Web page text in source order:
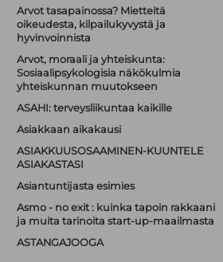
Arvot tasapainossa? Mietteitä
oikeudesta, kilpailukyvystä ja
hyvinvoinnista
Arvot, moraali ja yhteiskunta:
Sosiaalipsykologisia näkökulmia
yhteiskunnan muutokseen
ASAHI: terveysliikuntaa kaikille
Asiakkaan aikakausi
ASIAKKUUSOSAAMINEN-KUUNTELE
ASIAKASTASI
Asiantuntijasta esimies
Asmo - no exit : kuinka tapoin rakkaani
ja muita tarinoita start-up-maailmasta
ASTANGAJOOGA